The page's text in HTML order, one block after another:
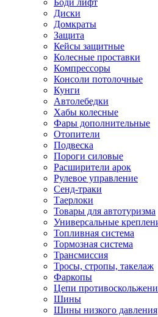
Боди лифт
Диски
Домкраты
Защита
Кейсы защитные
Колесные проставки
Компрессоры
Консоли потолочные
Кунги
Автолебедки
Хабы колесные
Фары дополнительные
Отопители
Подвеска
Пороги силовые
Расширители арок
Рулевое управление
Сенд-траки
Таерлоки
Товары для автотуризма
Универсальные
Топливная система
Тормозная система
Трансмиссия
Тросы, стропы, такелаж
Фаркопы
Цепи
Шины
Шины низкого давления